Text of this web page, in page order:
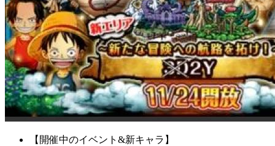
【開催中のイベント&新キャラ】